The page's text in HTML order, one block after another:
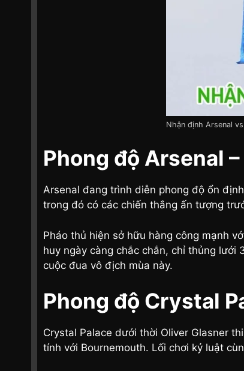
Nhận định Arsenal
Phong độ Arsenal
Arsenal đang trình diễn phong độ ổn
trong đó có các chiến thắng ấn tượng
Pháo thủ hiện sở hữu hàng công mạnh
huy ngày càng chắc chắn, chỉ thủng lưới
cuộc đua vô địch mùa này.
Phong độ Crystal
Crystal Palace dưới thời Oliver Glasner
tính với Bournemouth. Lối chơi kỷ luật